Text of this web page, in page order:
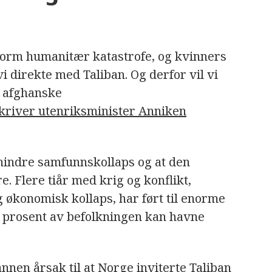
humanitær katastrofe, og kvinners
med Taliban. Og derfor vil vi
utenriksminister Anniken
samfunnskollaps og at den
Flere tiår med krig og konflikt,
kollaps, har ført til enorme
av befolkningen kan havne
årsak til at Norge inviterte Taliban